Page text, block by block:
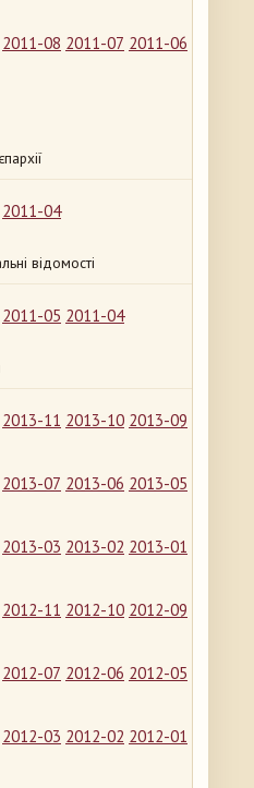
2011-08 2011-07 2011-06
2011-04
відомості
2011-05 2011-04
2013-11 2013-10 2013-09
2013-07 2013-06 2013-05
2013-03 2013-02 2013-01
2012-11 2012-10 2012-09
2012-07 2012-06 2012-05
2012-03 2012-02 2012-01